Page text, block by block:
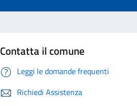
Contatta il comune
Leggi le domande frequenti
Richiedi Assistenza